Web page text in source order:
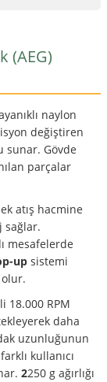
(AEG)
naylon
değiştiren
sunar. Gövde
parçalar
atış hacmine
sağlar.
mesafelerde
up sistemi
olur.
18.000 RPM
daha
uzunluğunun
kullanıcı
2250 g ağırlığı